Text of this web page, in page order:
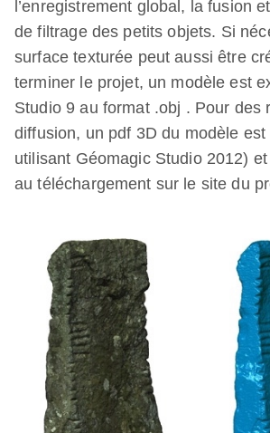
l’enregistrement global, la fusion
de filtrage des petits objets. Si
surface texturée peut aussi être
terminer le projet, un modèle est
Studio 9 au format .obj . Pour des
diffusion, un pdf 3D du modèle est
utilisant Géomagic Studio 2012)
au téléchargement sur le site du